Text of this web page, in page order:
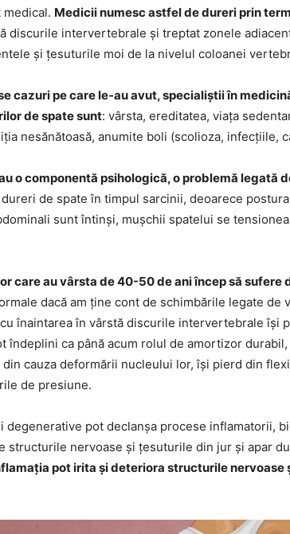
Medicii numesc astfel de dureri prin
discurile intervertebrale și treptat zonele
și țesuturile moi de la nivelul coloanei
cazuri pe care le-au avut, specialiștii în
de spate sunt: vârsta, ereditatea, viața
nesănătoasă, anumite boli (scolioza, infecțiile,
o componentă psihologică, o problemă legată
dureri de spate în timpul sarcinii, deoarece
sunt întinși, mușchii spatelui se
care au vârsta de 40-50 de ani încep să sufere
dacă am ține cont de schimbările legate de
înaintarea în vârstă discurile intervertebrale își
îndeplini ca până acum rolul de amortizor
din cauza deformării nucleului lor, își pierd din
de presiune.
degenerative pot declanșa procese inflamatorii,
structurile nervoase și țesuturile din jur și apar
pot irita și deteriora structurile nervoase